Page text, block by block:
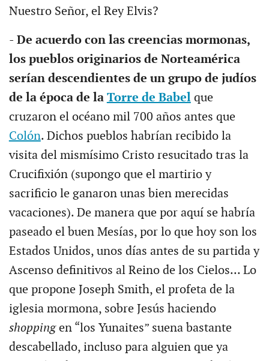
Nuestro Señor, el Rey Elvis?
- De acuerdo con las creencias mormonas,
los pueblos originarios de Norteamérica
serían descendientes de un grupo de judíos
de la época de la Torre de Babel que
cruzaron el océano mil 700 años antes que
Colón. Dichos pueblos habrían recibido la
visita del mismísimo Cristo resucitado tras la
Crucifixión (supongo que el martirio y
sacrificio le ganaron unas bien merecidas
vacaciones). De manera que por aquí se habría
paseado el buen Mesías, por lo que hoy son los
Estados Unidos, unos días antes de su partida y
Ascenso definitivos al Reino de los Cielos... Lo
que propone Joseph Smith, el profeta de la
iglesia mormona, sobre Jesús haciendo
shoppingen “los Yunaites” suena bastante
descabellado, incluso para alguien que ya